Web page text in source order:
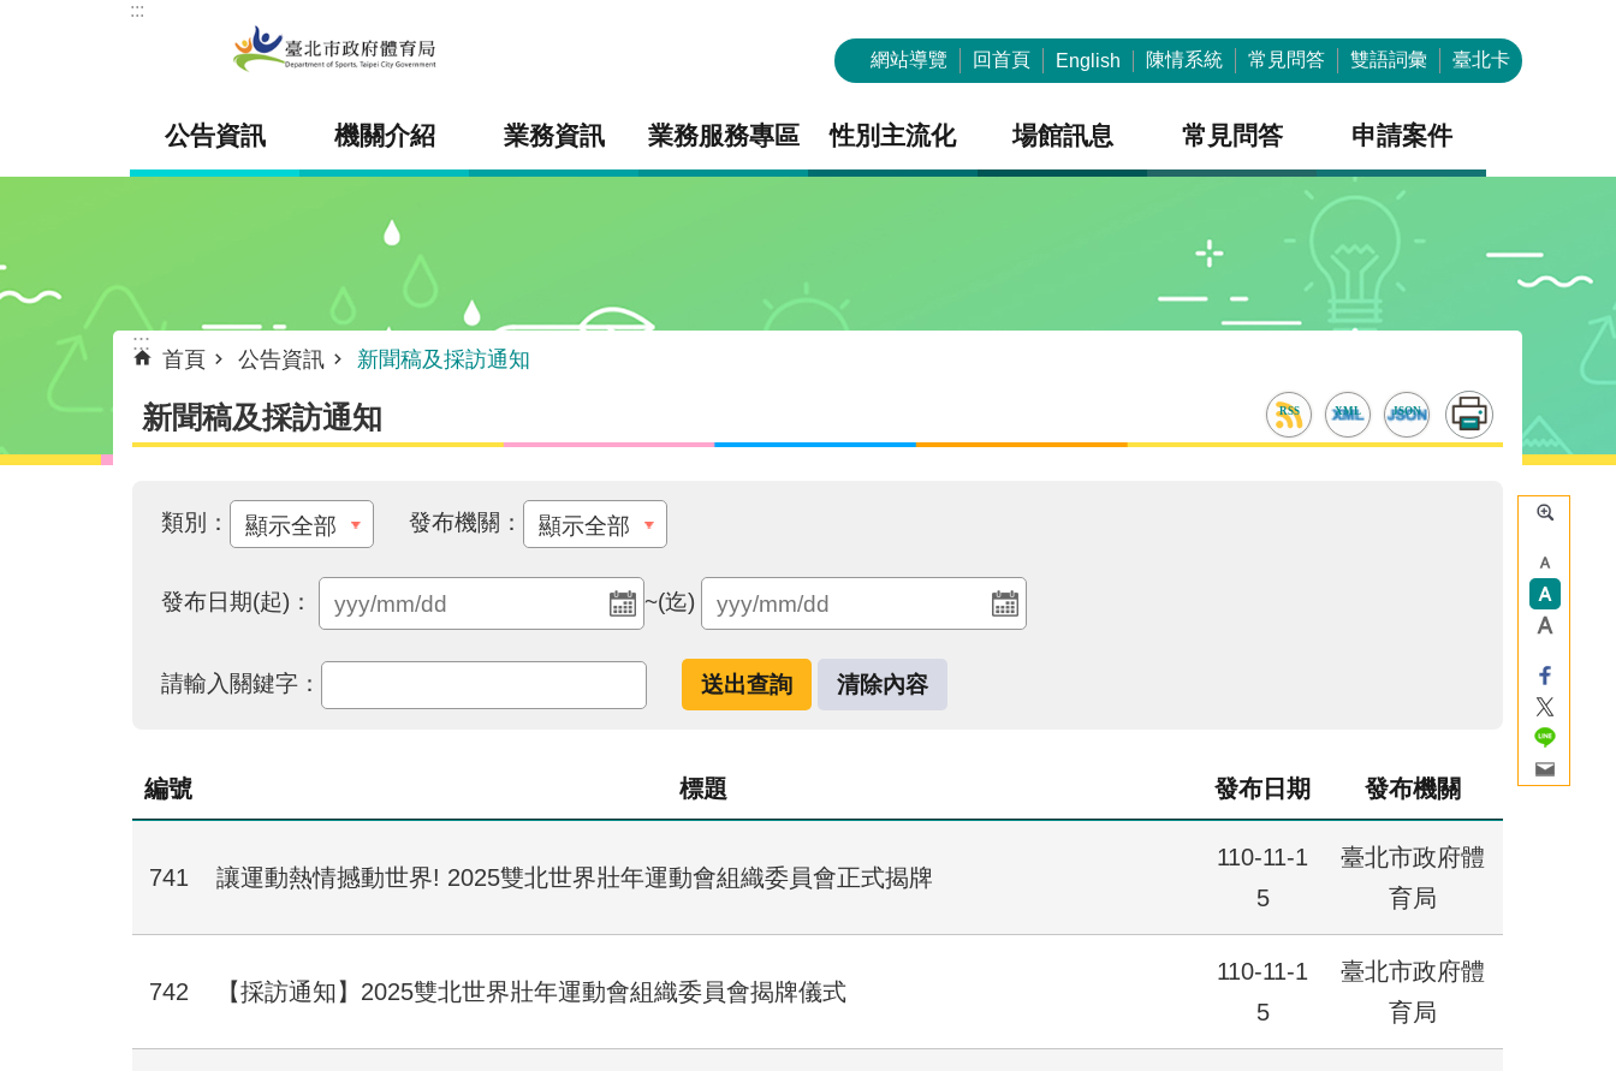
跳到主要內容區塊
:::
網站導覽 回首頁 English 陳情系統 常見問答 雙語詞彙 臺北卡
公告資訊 機關介紹 業務資訊 業務服務專區 性別主流化 場館訊息 常見問答 申請案件
:::
首頁 公告資訊 新聞稿及採訪通知
新聞稿及採訪通知 RSS XML JSON
類別： 發布機關：
發布日期(起)： ~(迄)
請輸入關鍵字：
編號 標題 發布日期 發布機關
741 讓運動熱情撼動世界! 2025雙北世界壯年運動會組織委員會正式揭牌
110-11-1
5
臺北市政府體
育局
742 【採訪通知】2025雙北世界壯年運動會組織委員會揭牌儀式
110-11-1
5
臺北市政府體
育局